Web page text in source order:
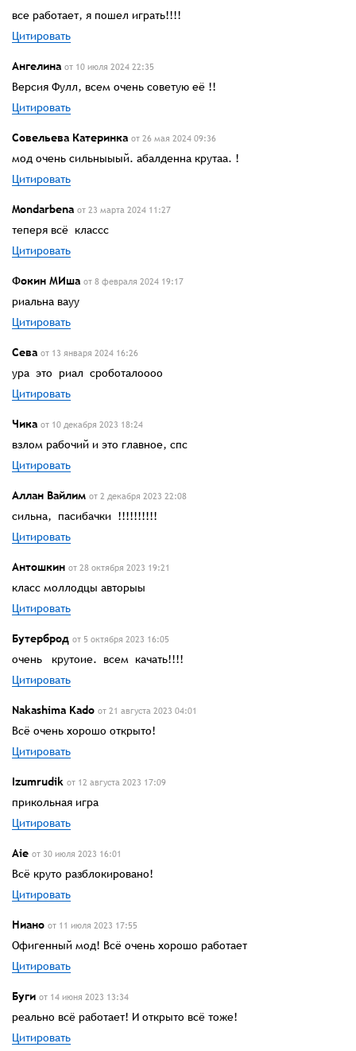
все работает, я пошел играть!!!!
Цитировать
Ангелина от 10 июля 2024 22:35
Версия Фулл, всем очень советую её !!
Цитировать
Совельева Катеринка от 26 мая 2024 09:36
мод очень сильныыый. абалденна крутаа. !
Цитировать
Mondarbena от 23 марта 2024 11:27
теперя всё классс
Цитировать
Фокин МИша от 8 февраля 2024 19:17
риальна вауу
Цитировать
Сева от 13 января 2024 16:26
ура это риал сроботалоооо
Цитировать
Чика от 10 декабря 2023 18:24
взлом рабочий и это главное, спс
Цитировать
Аллан Вайлим от 2 декабря 2023 22:08
сильна, пасибачки !!!!!!!!!!
Цитировать
Антошкин от 28 октября 2023 19:21
класс моллодцы авторыы
Цитировать
Бутерброд от 5 октября 2023 16:05
очень крутоие. всем качать!!!!
Цитировать
Nakashima Kado от 21 августа 2023 04:01
Всё очень хорошо открыто!
Цитировать
Izumrudik от 12 августа 2023 17:09
прикольная игра
Цитировать
Aie от 30 июля 2023 16:01
Всё круто разблокировано!
Цитировать
Ниано от 11 июля 2023 17:55
Офигенный мод! Всё очень хорошо работает
Цитировать
Буги от 14 июня 2023 13:34
реально всё работает! И открыто всё тоже!
Цитировать